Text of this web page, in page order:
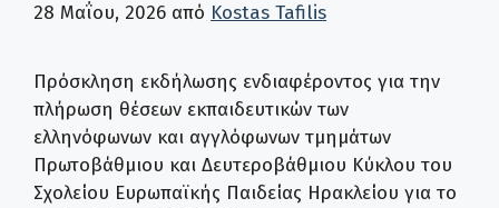
28 Μαΐου, 2026 από Kostas Tafilis
Πρόσκληση εκδήλωσης ενδιαφέροντος για την
πλήρωση θέσεων εκπαιδευτικών των
ελληνόφωνων και αγγλόφωνων τμημάτων
Πρωτοβάθμιου και Δευτεροβάθμιου Κύκλου του
Σχολείου Ευρωπαϊκής Παιδείας Ηρακλείου για το